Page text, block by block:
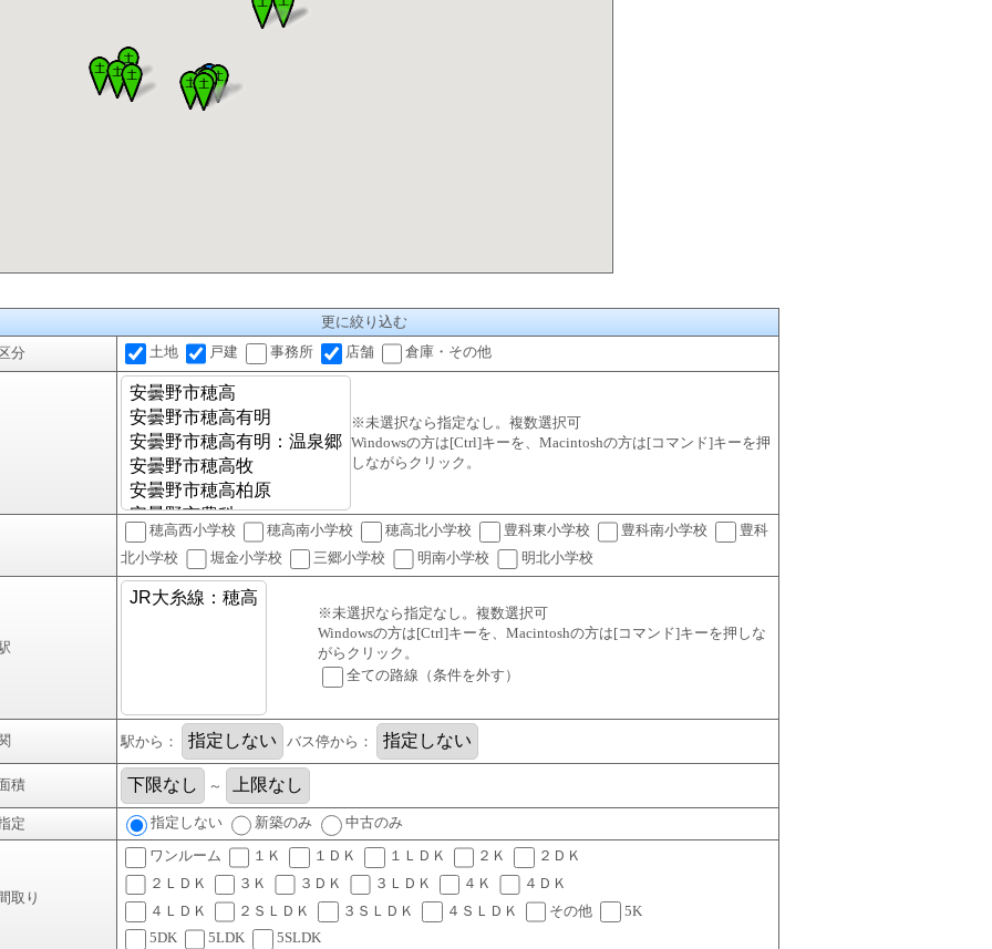
更に絞り込む
分
土地 戸建 事務所 店舗 倉庫・その他
※未選択なら指定なし。複数選択可
Windowsの方は[Ctrl]キーを、Macintoshの方は[コマンド]キーを押
しながらクリック。
穂高西小学校 穂高南小学校 穂高北小学校 豊科東小学校 豊科南小学校
豊科
北小学校
堀金小学校 三郷小学校 明南小学校 明北小学校
※未選択なら指定なし。複数選択可
Windowsの方は[Ctrl]キーを、Macintoshの方は[コマンド]キーを押しな
がらクリック。
全ての路線（条件を外す）
駅から： バス停から：
積 ～
定 指定しない 新築のみ 中古のみ
取り
ワンルーム １Ｋ １ＤＫ １ＬＤＫ ２Ｋ
２ＤＫ
２ＬＤＫ
３Ｋ ３ＤＫ ３ＬＤＫ ４Ｋ
４ＤＫ
４ＬＤＫ
２ＳＬＤＫ ３ＳＬＤＫ ４ＳＬＤＫ その他
5K
5DK
5LDK 5SLDK